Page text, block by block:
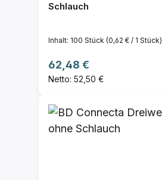
Schlauch
Inhalt: 100 Stück (0,62 € / 1 Stück)
Regulärer Preis:
62,48 €
Netto: 52,50 €